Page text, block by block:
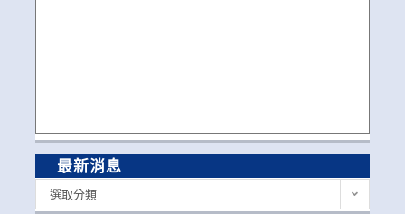
最新消息
選取分類